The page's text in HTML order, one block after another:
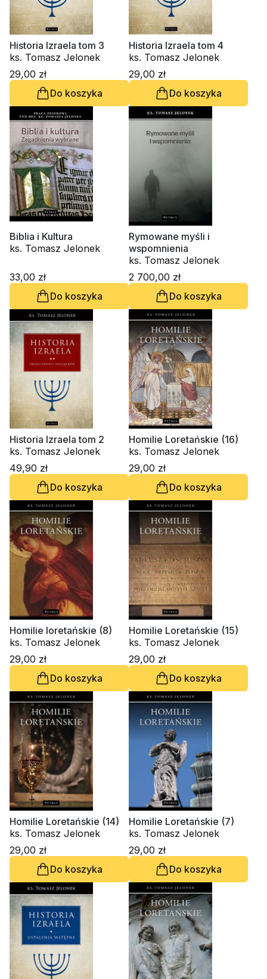
Historia Izraela tom 3
ks. Tomasz Jelonek
29,00 zł
Do koszyka
Historia Izraela tom 4
ks. Tomasz Jelonek
29,00 zł
Do koszyka
Biblia i Kultura
ks. Tomasz Jelonek
33,00 zł
Do koszyka
Rymowane myśli i
wspomnienia
ks. Tomasz Jelonek
2 700,00 zł
Do koszyka
Historia Izraela tom 2
ks. Tomasz Jelonek
49,90 zł
Do koszyka
Homilie Loretańskie (16)
ks. Tomasz Jelonek
29,00 zł
Do koszyka
Homilie loretańskie (8)
ks. Tomasz Jelonek
29,00 zł
Do koszyka
Homilie Loretańskie (15)
ks. Tomasz Jelonek
29,00 zł
Do koszyka
Homilie Loretańskie (14)
ks. Tomasz Jelonek
29,00 zł
Do koszyka
Homilie Loretańskie (7)
ks. Tomasz Jelonek
29,00 zł
Do koszyka